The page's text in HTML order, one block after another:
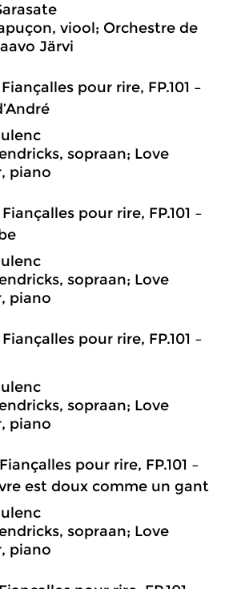
viool; Orchestre de
Järvi
pour rire, FP.101 –
sopraan; Love
piano
pour rire, FP.101 –
sopraan; Love
piano
pour rire, FP.101 –
sopraan; Love
piano
pour rire, FP.101 –
est doux comme un gant
sopraan; Love
piano